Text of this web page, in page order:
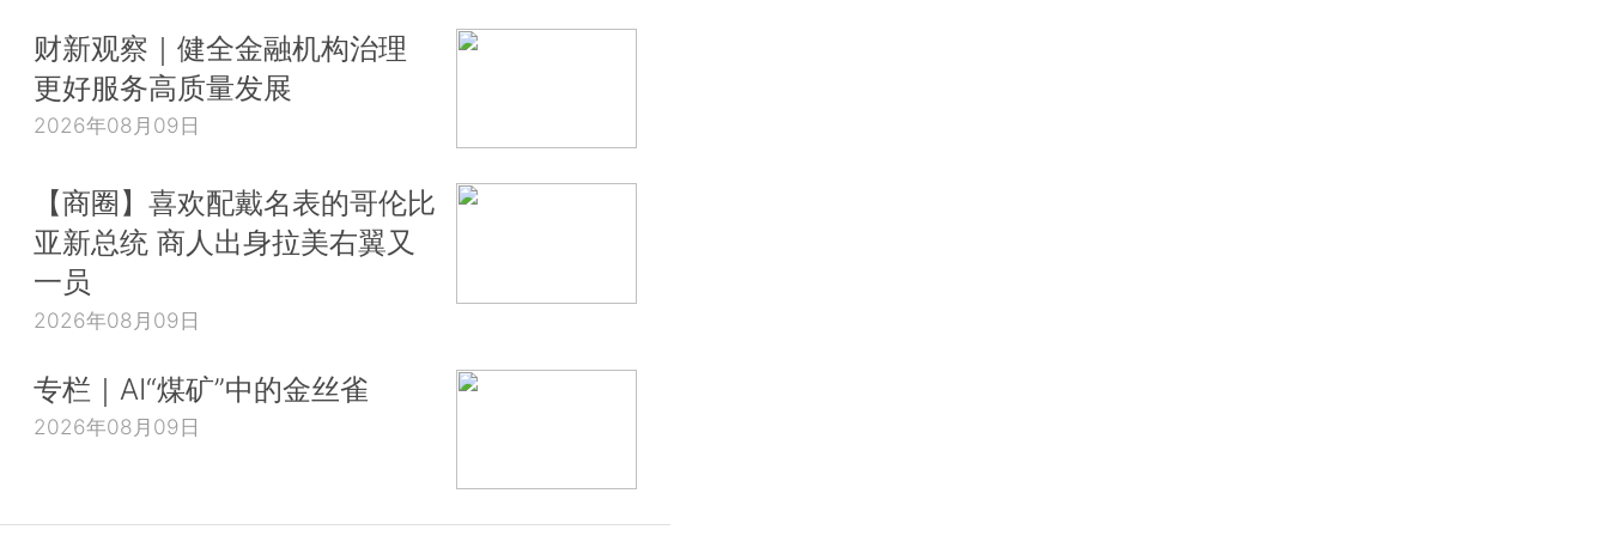
财新观察｜健全金融机构治理
更好服务高质量发展
2026年08月09日
【商圈】喜欢配戴名表的哥伦比
亚新总统 商人出身拉美右翼又
一员
2026年08月09日
专栏｜AI“煤矿”中的金丝雀
2026年08月09日